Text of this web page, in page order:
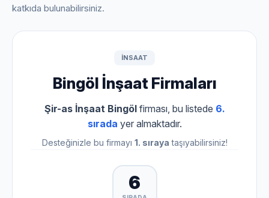
katkıda bulunabilirsiniz.
INSAAT
Bingöl İnşaat Firmaları
Şir-as İnşaat Bingölfirması, bu listede 6.
sırada yer almaktadır.
Desteğinizle bu firmayı 1. sıraya taşıyabilirsiniz!
6